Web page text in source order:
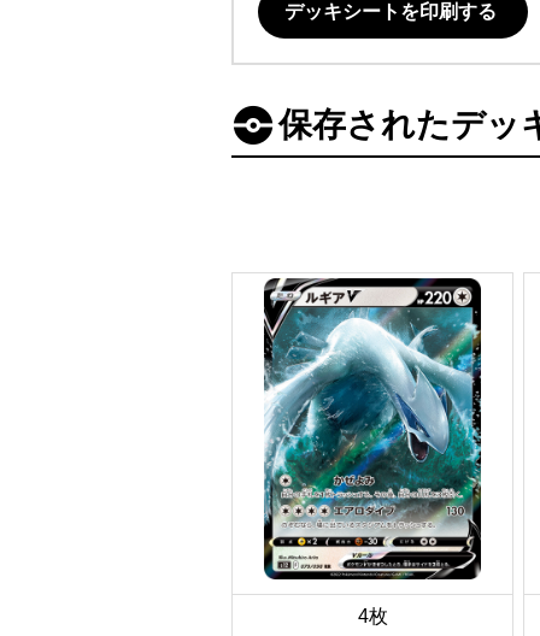
デッキシートを印刷する
保存されたデッ
4枚